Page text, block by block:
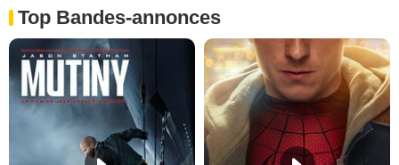
Top Bandes-annonces